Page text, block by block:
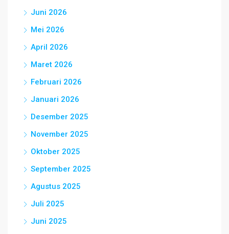
Juni 2026
Mei 2026
April 2026
Maret 2026
Februari 2026
Januari 2026
Desember 2025
November 2025
Oktober 2025
September 2025
Agustus 2025
Juli 2025
Juni 2025